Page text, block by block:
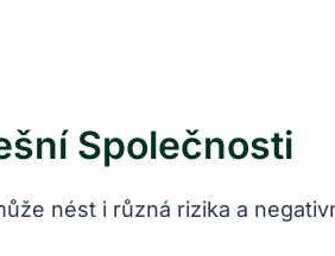
Společnosti
nést i různá rizika a